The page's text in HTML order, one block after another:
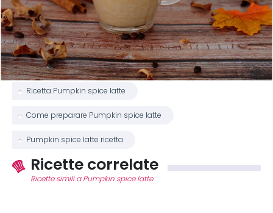
Ricetta Pumpkin spice latte
Come preparare Pumpkin spice latte
Pumpkin spice latte ricetta
Ricette correlate
Ricette simili a Pumpkin spice latte